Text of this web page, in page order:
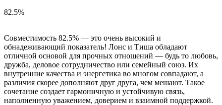
82.5%
Совместимость 82.5% — это очень высокий и
обнадеживающий показатель! Лонс и Тиша обладают
отличной основой для прочных отношений — будь то любовь,
дружба, деловое сотрудничество или семейный союз. Их
внутренние качества и энергетика во многом совпадают, а
различия скорее дополняют друг друга, чем мешают. Такое
сочетание создает гармоничную и устойчивую связь,
наполненную уважением, доверием и взаимной поддержкой.